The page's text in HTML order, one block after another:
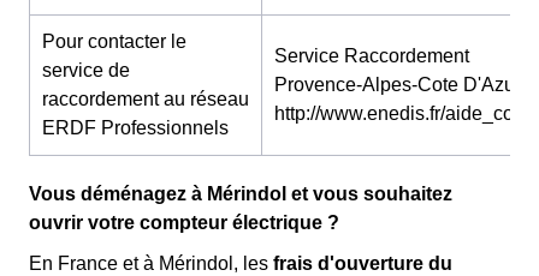
Pour contacter le
service de
raccordement au réseau
ERDF Professionnels
Service Raccordement
Provence-Alpes-Cote D'Azur :
http://www.enedis.fr/
Vous déménagez à Mérindol et vous souhaitez
ouvrir votre compteur électrique ?
En France et à Mérindol, les frais d'ouverture du